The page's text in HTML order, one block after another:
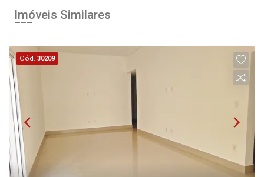
10
12
09:00
11:00
Continuar
Imóveis Similares
Cód.30209